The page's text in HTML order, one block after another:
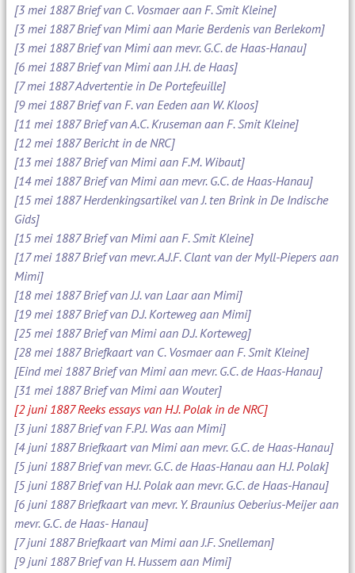
[3 mei 1887 Brief van C. Vosmaer aan F. Smit Kleine]
[3 mei 1887 Brief van Mimi aan Marie Berdenis van Berlekom]
[3 mei 1887 Brief van Mimi aan mevr. G.C. de Haas-Hanau]
[6 mei 1887 Brief van Mimi aan J.H. de Haas]
[7 mei 1887 Advertentie in De Portefeuille]
[9 mei 1887 Brief van F. van Eeden aan W. Kloos]
[11 mei 1887 Brief van A.C. Kruseman aan F. Smit Kleine]
[12 mei 1887 Bericht in de NRC]
[13 mei 1887 Brief van Mimi aan F.M. Wibaut]
[14 mei 1887 Brief van Mimi aan mevr. G.C. de Haas-Hanau]
[15 mei 1887 Herdenkingsartikel van J. ten Brink in De Indische
Gids]
[15 mei 1887 Brief van Mimi aan F. Smit Kleine]
[17 mei 1887 Brief van mevr. A.J.F. Clant van der Myll-Piepers aan
Mimi]
[18 mei 1887 Brief van J.J. van Laar aan Mimi]
[19 mei 1887 Brief van D.J. Korteweg aan Mimi]
[25 mei 1887 Brief van Mimi aan D.J. Korteweg]
[28 mei 1887 Briefkaart van C. Vosmaer aan F. Smit Kleine]
[Eind mei 1887 Brief van Mimi aan mevr. G.C. de Haas-Hanau]
[31 mei 1887 Brief van Mimi aan Wouter]
[2 juni 1887 Reeks essays van H.J. Polak in de NRC]
[3 juni 1887 Brief van F.P.J. Was aan Mimi]
[4 juni 1887 Briefkaart van Mimi aan mevr. G.C. de Haas-Hanau]
[5 juni 1887 Brief van mevr. G.C. de Haas-Hanau aan H.J. Polak]
[5 juni 1887 Brief van H.J. Polak aan mevr. G.C. de Haas-Hanau]
[6 juni 1887 Briefkaart van mevr. Y. Braunius Oeberius-Meijer aan
mevr. G.C. de Haas- Hanau]
[7 juni 1887 Briefkaart van Mimi aan J.F. Snelleman]
[9 juni 1887 Brief van H. Hussem aan Mimi]